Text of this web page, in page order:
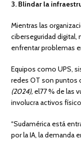
3. Blindar la
Mientras las
ciberseguridad
enfrentar problemas
Equipos como UPS,
redes OT son puntos
(2024), el77 % de las
involucra activos
“Sudamérica está
por la IA, la demanda